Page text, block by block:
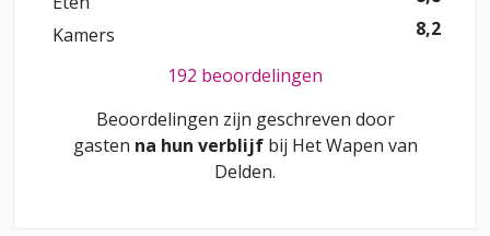
Kamers
8,2
192 beoordelingen
Beoordelingen zijn geschreven door
gasten na hun verblijf bij Het Wapen van
Delden.